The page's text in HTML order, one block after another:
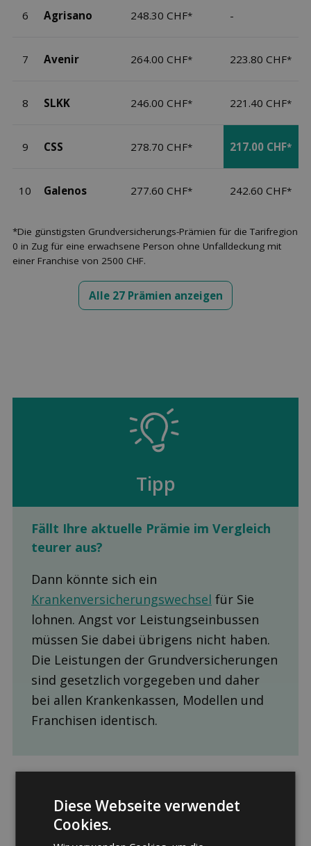
6 Agrisano 248.30 CHF* -
7 Avenir 264.00 CHF* 223.80 CHF*
8 SLKK 246.00 CHF* 221.40 CHF*
9 CSS 278.70 CHF* 217.00 CHF*
10 Galenos 277.60 CHF* 242.60 CHF*
*Die günstigsten Grundversicherungs-Prämien für die Tarifregion
0 in Zug für eine erwachsene Person ohne Unfalldeckung mit
einer Franchise von 2500 CHF.
Alle 27 Prämien anzeigen
Tipp
Fällt Ihre aktuelle Prämie im Ver­gleich
teurer aus?
Dann könnte sich ein
Krankenversicherungswechsel für Sie
lohnen. Angst vor Leistungseinbussen
müssen Sie dabei übrigens nicht haben.
Die Leistungen der Grundversicherungen
sind gesetzlich vorgegeben und daher
bei allen Krankenkassen, Modellen und
Franchisen identisch.
Diese Webseite verwendet
Cookies.